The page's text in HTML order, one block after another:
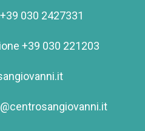
030 2427331
+39 030 221203